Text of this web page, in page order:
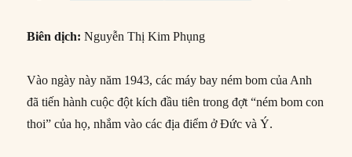
Biên dịch: Nguyễn Thị Kim Phụng
Vào ngày này năm 1943, các máy bay ném bom của Anh
đã tiến hành cuộc đột kích đầu tiên trong đợt “ném bom con
thoi” của họ, nhắm vào các địa điểm ở Đức và Ý.